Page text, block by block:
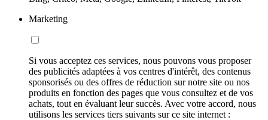
Marketing
Si vous acceptez ces services, nous pouvons vous proposer
des publicités adaptées à vos centres d'intérêt, des contenus
sponsorisés ou des offres de réduction sur notre site ou nos
produits en fonction des pages que vous consultez et de vos
achats, tout en évaluant leur succès. Avec votre accord, nous
utilisons les services tiers suivants sur ce site internet :